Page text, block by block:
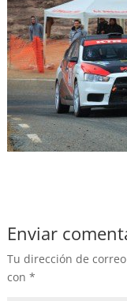
Enviar
Tu dirección de
con *